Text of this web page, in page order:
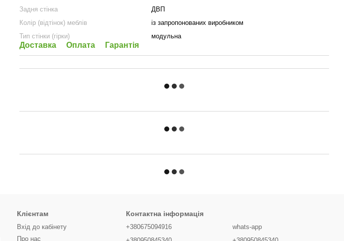
Задня стінка
ДВП
Колір (відтінок) меблів
із запропонованих виробником
Тип стінки (гірки)
модульна
Доставка Оплата Гарантія
Клієнтам
Вхід до кабінету
Про нас
Контактна інформація
+380675094916
whats-app